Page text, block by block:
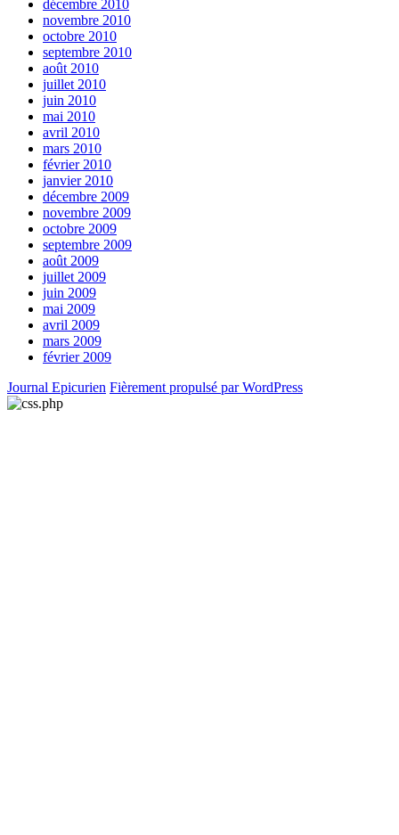
décembre 2010
novembre 2010
octobre 2010
septembre 2010
août 2010
juillet 2010
juin 2010
mai 2010
avril 2010
mars 2010
février 2010
janvier 2010
décembre 2009
novembre 2009
octobre 2009
septembre 2009
août 2009
juillet 2009
juin 2009
mai 2009
avril 2009
mars 2009
février 2009
Journal Epicurien Fièrement propulsé par WordPress